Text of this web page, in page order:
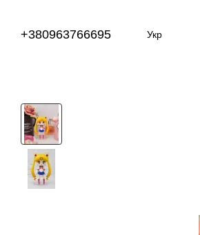
+380963766695 Укр